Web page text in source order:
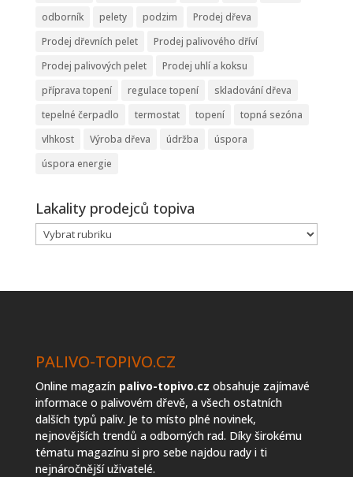
odborník
pelety podzim
Prodej dřeva
Prodej dřevních pelet
Prodej palivového dříví
Prodej palivových pelet
Prodej uhlí a koksu
příprava topení
regulace topení
skladování dřeva
tepelné čerpadlo
termostat topení
topná sezóna
vlhkost
Výroba dřeva údržba
úspora
úspora energie
Lakality prodejců topiva
Lakality
prodejců
PALIVO-TOPIVO.CZ
Online magazín palivo-topivo.cz obsahuje zajímavé
informace o palivovém dřevě, a všech ostatních
dalších typů paliv. Je to místo plné novinek,
nejnovějších trendů a odborných rad. Díky širokému
tématu magazínu si pro sebe najdou rady i ti
nejnáročnější uživatelé.